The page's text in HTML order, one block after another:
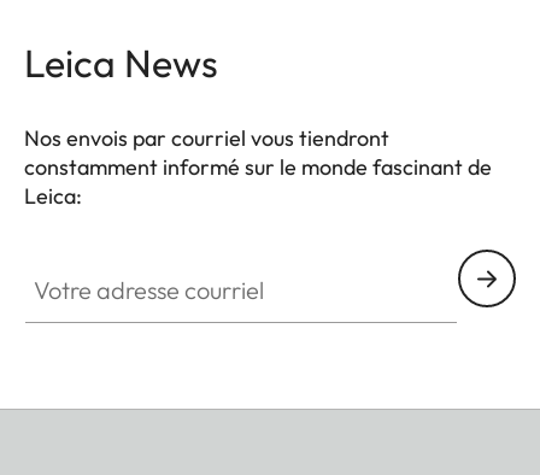
Leica News
Nos envois par courriel vous tiendront
constamment informé sur le monde fascinant de
Leica: